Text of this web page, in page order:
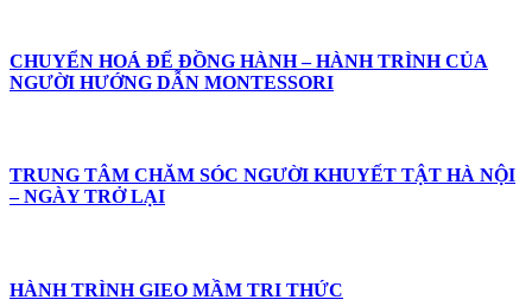
CHUYỂN HOÁ ĐỂ ĐỒNG HÀNH – HÀNH TRÌNH CỦA
NGƯỜI HƯỚNG DẪN MONTESSORI
TRUNG TÂM CHĂM SÓC NGƯỜI KHUYẾT TẬT HÀ NỘI
– NGÀY TRỞ LẠI
HÀNH TRÌNH GIEO MẦM TRI THỨC